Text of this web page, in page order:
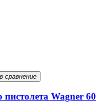
сравнение
Wagner 60